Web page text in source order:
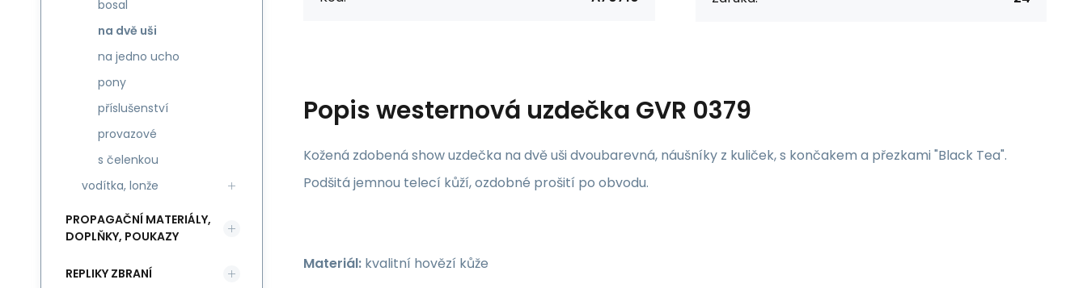
Popiswesternová uzdečka GVR 0379
Kožená zdobená show uzdečka na dvě uši dvoubarevná, náušníky z kuliček, s končakem a přezkami "Black Tea".
Podšitá jemnou telecí kůží, ozdobné prošití po obvodu.
Materiál: kvalitní hovězí kůže
bosal
na dvě uši
na jedno ucho
pony
příslušenství
provazové
s čelenkou
vodítka, lonže
PROPAGAČNÍ MATERIÁLY,
DOPLŇKY, POUKAZY
REPLIKY ZBRANÍ